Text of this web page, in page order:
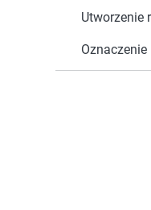
Utworzenie
Oznaczenie